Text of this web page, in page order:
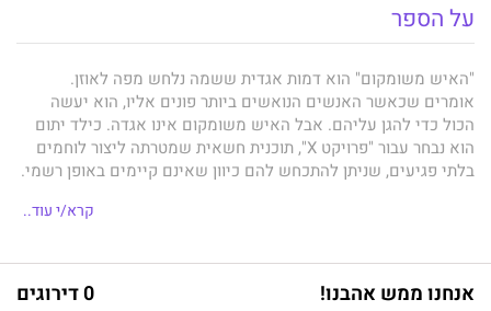
על הספר
"האיש משומקום" הוא דמות אגדית ששמה נלחש מפה לאוזן.
אומרים שכאשר האנשים הנואשים ביותר פונים אליו, הוא יעשה
הכול כדי להגן עליהם. אבל האיש משומקום אינו אגדה. כילד יתום
הוא נבחר עבור "פרויקט X", תוכנית חשאית שמטרתה ליצור לוחמים
בלתי פגיעים, שניתן להתכחש להם כיוון שאינם קיימים באופן רשמי.
ונעלם. אבל עכשיו מישהו נמצא בעקבותיו, מישהו שעבר הכשרה
קרא/י עוד..
אנחנו ממש אהבנו! 0 דירוגים